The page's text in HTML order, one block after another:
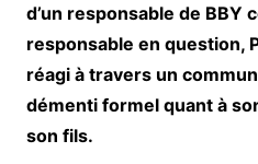
d’un responsable de BBY
responsable en question,
réagi à travers un
démenti formel quant à
son fils.